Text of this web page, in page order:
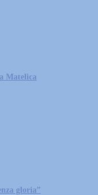
Matelica
gloria”